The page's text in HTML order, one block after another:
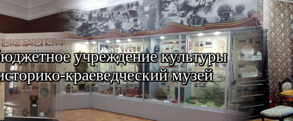
учреждение культуры
краеведческий музей